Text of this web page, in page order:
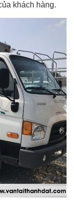
khách hàng.